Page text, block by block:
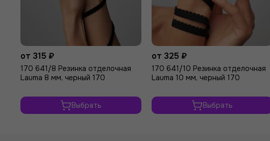
от 315 ₽
170 641/8 Резинка отделочная
Lauma 8 мм, черный 170
Выбрать
от 325 ₽
170 641/10 Резинка отделочная
Lauma 10 мм, черный 170
Выбрать